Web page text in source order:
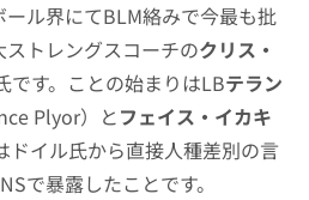
ル界にてBLM絡みで今最も批
トレングスコーチのクリス・
です。ことの始まりはLBテラン
Plyor）とフェイス・イカキ
ドイル氏から直接人種差別の言
で暴露したことです。